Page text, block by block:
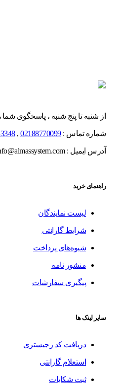
از شنبه تا پنج شنبه ، پاسخگوی
شماره تماس :02188770099
,
آدرس ایمیل : info@almassystem.com
راهنمای خرید
لیست نمایندگان
شرایط گارانتی
شیوه‌های پرداخت
منشور نامه
پیگیری سفارشات
سایر لینک ها
دریافت کد رجیستری
استعلام گارانتی
ثبت شکایات